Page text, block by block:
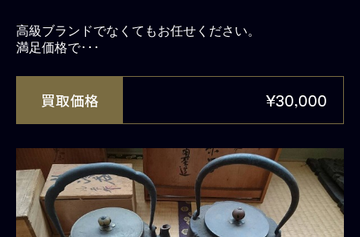
高級ブランドでなくてもお任せください。
満足価格で･･･
買取価格 ¥30,000